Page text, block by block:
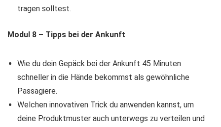
tragen solltest.
Modul 8 – Tipps bei der Ankunft
Wie du dein Gepäck bei der Ankunft 45 Minuten
schneller in die Hände bekommst als gewöhnliche
Passagiere.
Welchen innovativen Trick du anwenden kannst, um
deine Produktmuster auch unterwegs zu verteilen und